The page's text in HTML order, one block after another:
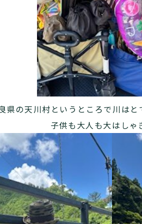
県の天川村というところで川は
子供も大人も大はしゃ